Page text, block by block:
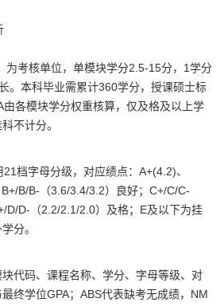
为考核单位，单模块学分2.5-15分，1学分
。本科毕业需累计360学分，授课硕士标
各模块学分权重核算，仅及格及以上学
不计分。
档字母分级，对应绩点：A+(4.2)、
B/B-（3.6/3.4/3.2）良好；C+/C/C-
D/D-（2.2/2.1/2.0）及格；E及以下为挂
分。
代码、课程名称、学分、字母等级、对
终学位GPA；ABS代表缺考无成绩，NM